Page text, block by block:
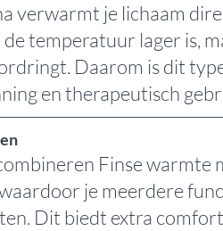
verwarmt je lichaam
temperatuur lager is,
Daarom is dit
en therapeutisch
Finse warmte
je meerdere
Dit biedt extra